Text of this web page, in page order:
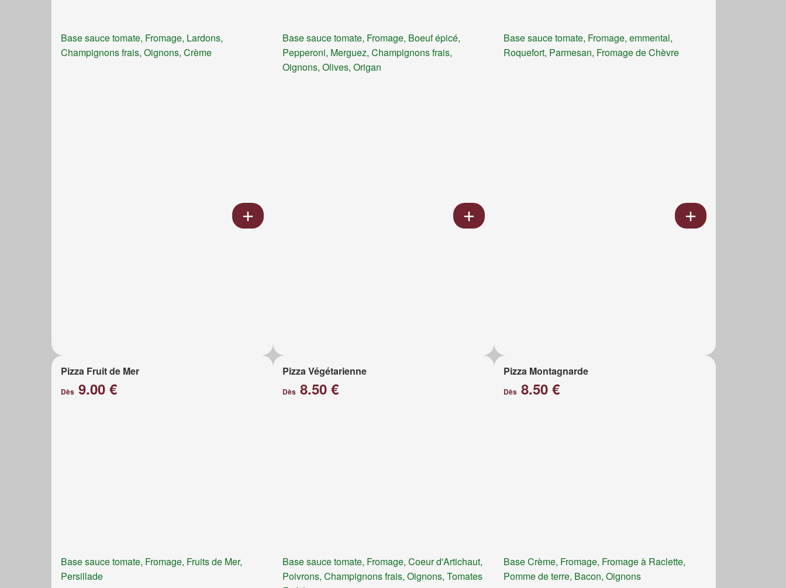
Base sauce tomate, Fromage, Lardons,
Champignons frais, Oignons, Crème
Base sauce tomate, Fromage, Boeuf épicé,
Pepperoni, Merguez, Champignons frais,
Oignons, Olives, Origan
Base sauce tomate, Fromage, emmental,
Roquefort, Parmesan, Fromage de Chèvre
Pizza Fruit de Mer
Dès 9.00 €
Base sauce tomate, Fromage, Fruits de Mer,
Persillade
Pizza Végétarienne
Dès8.50 €
Base sauce tomate, Fromage, Coeur d'Artichaut,
Poivrons, Champignons frais, Oignons, Tomates
Pizza Montagnarde
Dès 8.50 €
Base Crème, Fromage, Fromage à Raclette,
Pomme de terre, Bacon, Oignons